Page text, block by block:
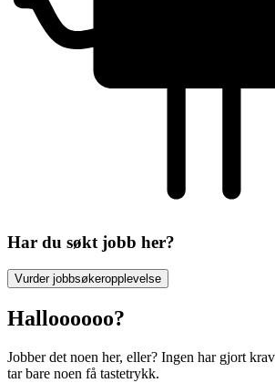
Har du søkt jobb her?
Vurder jobbsøkeropplevelse
Halloooooo?
Jobber det noen her, eller? Ingen har gjort
tar bare noen få tastetrykk.